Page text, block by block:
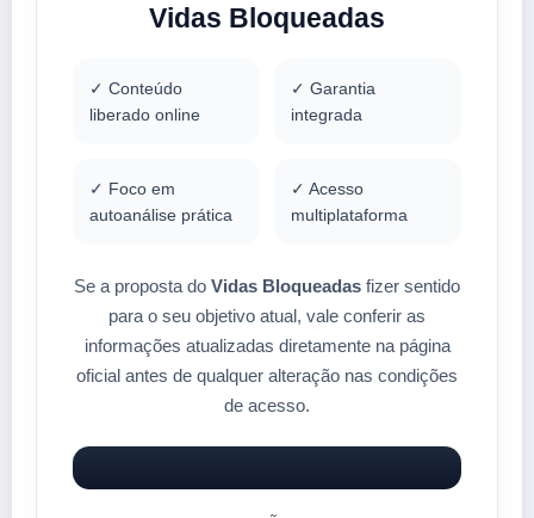
Vidas Bloqueadas
✓ Conteúdo
liberado online
✓ Garantia
integrada
✓ Foco em
autoanálise prática
✓ Acesso
multiplataforma
Se a proposta do Vidas Bloqueadas fizer sentido
para o seu objetivo atual, vale conferir as
informações atualizadas diretamente na página
oficial antes de qualquer alteração nas condições
de acesso.